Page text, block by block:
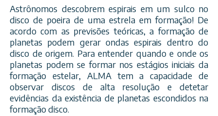
Astrônomos descobrem espirais em um sulco no
disco de poeira de uma estrela em formação! De
acordo com as previsões teóricas, a formação de
planetas podem gerar ondas espirais dentro do
disco de origem. Para entender quando e onde os
planetas podem se formar nos estágios iniciais da
formação estelar, ALMA tem a capacidade de
observar discos de alta resolução e detetar
evidências da existência de planetas escondidos na
formação disco.